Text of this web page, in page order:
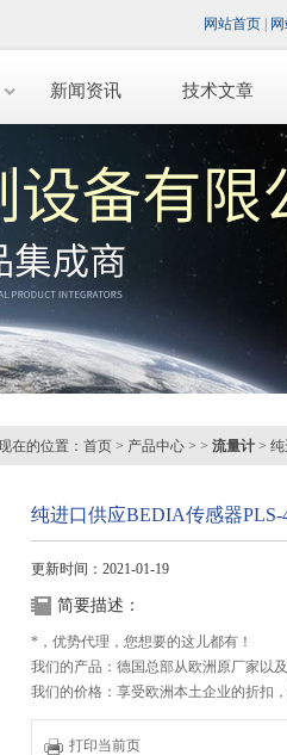
网站首页
新闻资讯 技术文章
在的位置： 首页 > 产品中心 > > 流量计 >
纯进口供应BEDIA传感器PLS-
更新时间：2021-01-19
简要描述：
*，优势代理，您想要的这儿都有！
我们的产品：德国总部从欧洲原厂家以
我们的价格：享受欧洲本土企业的折扣
纯进口供应BEDIA传感器PLS-40 42252
打印当前页